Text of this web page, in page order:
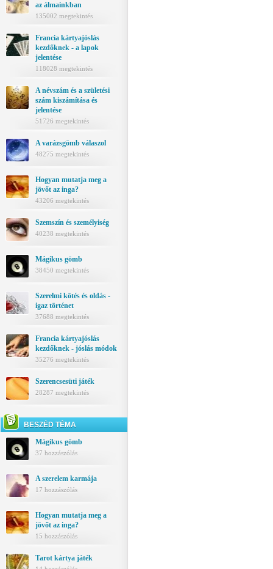
az álmainkban
135002 megtekintés
Francia kártyajóslás
kezdőknek - a lapok
jelentése
118028 megtekintés
A névszám és a születési
szám kiszámítása és
jelentése
51726 megtekintés
A varázsgömb válaszol
48275 megtekintés
Hogyan mutatja meg a
jövőt az inga?
43206 megtekintés
Szemszín és személyiség
40238 megtekintés
Mágikus gömb
38450 megtekintés
Szerelmi kötés és oldás -
igaz történet
37688 megtekintés
Francia kártyajóslás
kezdőknek - jóslás módok
35276 megtekintés
Szerencsesüti játék
28287 megtekintés
BESZÉD TÉMA
Mágikus gömb
37 hozzászólás
A szerelem karmája
17 hozzászólás
Hogyan mutatja meg a
jövőt az inga?
15 hozzászólás
Tarot kártya játék